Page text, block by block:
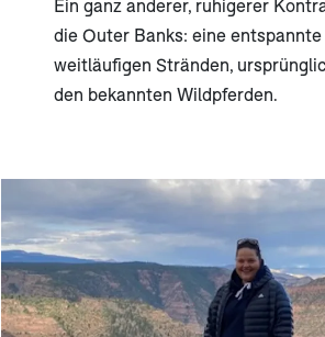
Ein ganz anderer, ruhigerer
die Outer Banks: eine
weitläufigen Stränden,
den bekannten Wildpferden.